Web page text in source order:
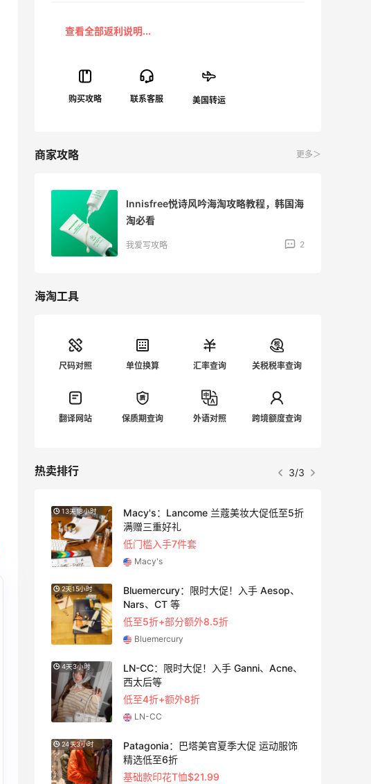
美国转运
商家攻略 更多＞
Innisfree悦诗风吟海淘攻略教程，韩国海
淘必看
我爱写攻略 2
海淘工具
尺码对照 单位换算 汇率查询 关税税率查询
翻译网站 保质期查询 外语对照 跨境额度查询
热卖排行 3/3
13天18小时
Macy's：Lancome 兰蔻美妆大促低至5折
满赠三重好礼
低门槛入手7件套
Macy's
2天15小时
Bluemercury：限时大促！入手 Aesop、
Nars、CT 等
低至5折+部分额外8.5折
Bluemercury
4天3小时
LN-CC：限时大促！入手 Ganni、Acne、
西太后等
低至4折+额外8折
LN-CC
24天3小时
Patagonia：巴塔美官夏季大促 运动服饰
精选低至6折
基础款印花T恤$21.99